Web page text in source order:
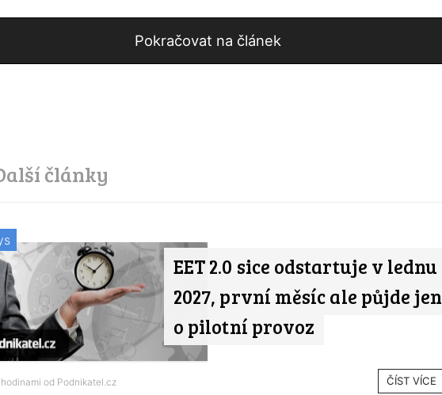
Pokračovat na článek
články
EET 2.0 sice odstartuje v lednu
2027, první měsíc ale půjde jen
o pilotní provoz
od Podnikatel.cz ČÍST VÍCE